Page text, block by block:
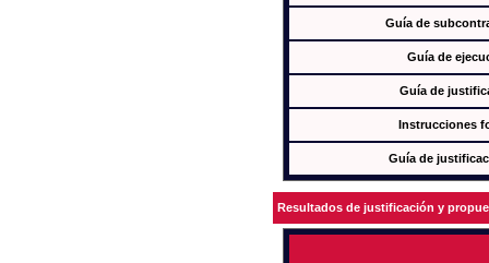
Guía de
Guía de
Guía de
Instrucciones
Guía de
Resultados de justificación y